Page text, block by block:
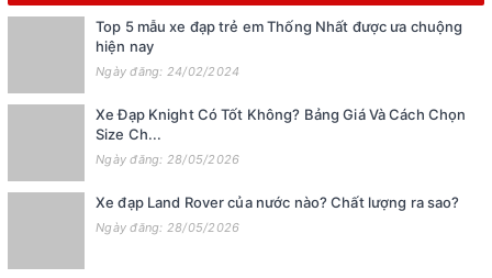
Top 5 mẫu xe đạp trẻ em Thống Nhất được ưa chuộng
hiện nay
Ngày đăng: 24/02/2024
Xe Đạp Knight Có Tốt Không? Bảng Giá Và Cách Chọn
Size Ch...
Ngày đăng: 28/05/2026
Xe đạp Land Rover của nước nào? Chất lượng ra sao?
Ngày đăng: 28/05/2026